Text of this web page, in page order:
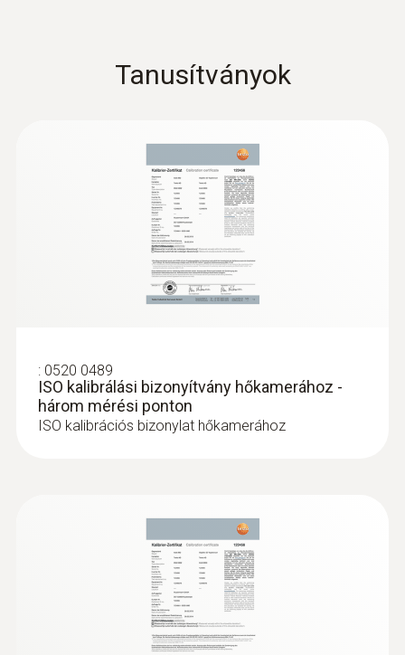
Tanusítványok
: 0520 0489
ISO kalibrálási bizonyítvány hőkamerához -
három mérési ponton
ISO kalibrációs bizonylat hőkamerához